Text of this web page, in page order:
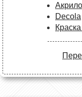
Decola